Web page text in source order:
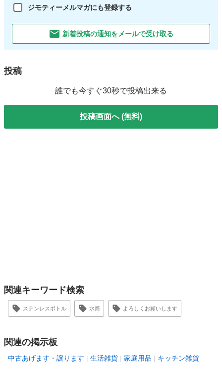
ジモティーメルマガにも登録する
新着投稿の通知をメールで受け取る
投稿
誰でも今すぐ30秒で投稿出来る
投稿画面へ (無料)
関連キーワード検索
ステンレスボトル 水筒 よろしくお願いします
関連の掲示板
中古あげます・譲ります 生活雑貨 家庭用品 キッチン雑貨